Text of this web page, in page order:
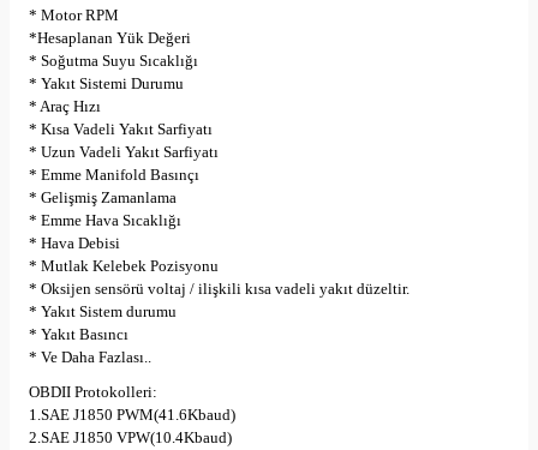
* Motor RPM
*Hesaplanan Yük Değeri
* Soğutma Suyu Sıcaklığı
* Yakıt Sistemi Durumu
* Araç Hızı
* Kısa Vadeli Yakıt Sarfiyatı
* Uzun Vadeli Yakıt Sarfiyatı
* Emme Manifold Basınçı
* Gelişmiş Zamanlama
* Emme Hava Sıcaklığı
* Hava Debisi
* Mutlak Kelebek Pozisyonu
* Oksijen sensörü voltaj / ilişkili kısa vadeli yakıt düzeltir.
* Yakıt Sistem durumu
* Yakıt Basıncı
* Ve Daha Fazlası..
OBDII Protokolleri:
1.SAE J1850 PWM(41.6Kbaud)
2.SAE J1850 VPW(10.4Kbaud)